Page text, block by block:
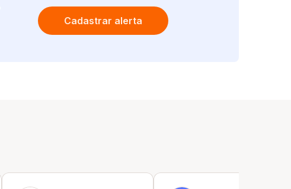
Cadastrar alerta